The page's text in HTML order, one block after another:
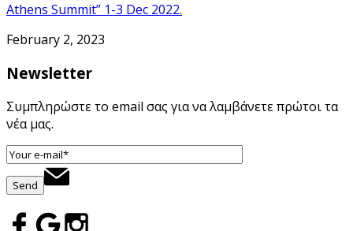
Athens Summit” 1-3 Dec 2022.
February 2, 2023
Newsletter
Συμπληρώστε το email σας για να λαμβάνετε πρώτοι τα
νέα μας.